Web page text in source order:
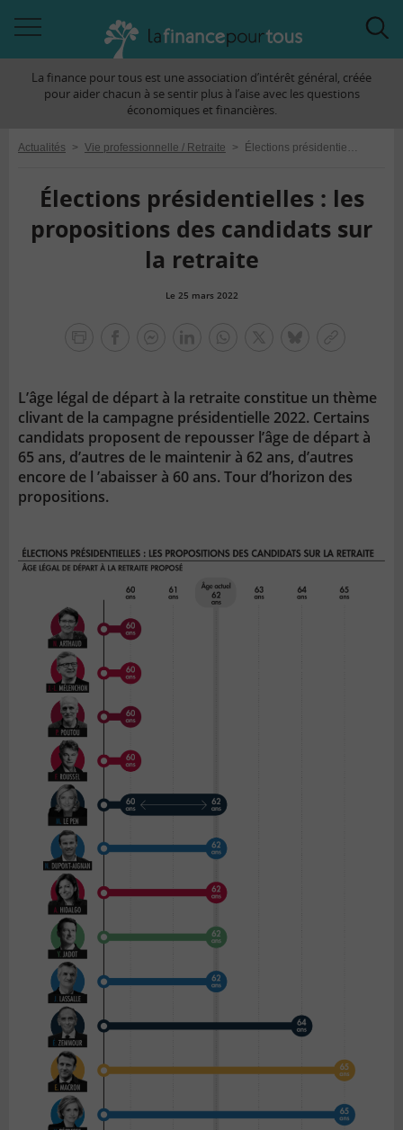
àLa finance pour tous est une association d’intérêt général, créée
pour aider chacun à se sentir plus à l’aise avec les questions
économiques et financières.
Actualités > Vie professionnelle / Retraite > Élections présidentielles : les propositions des candidats sur la retraite
Élections présidentielles : les
propositions des candidats sur
la retraite
Le 25 mars 2022
L’âge légal de départ à la retraite constitue un thème
clivant de la campagne présidentielle 2022. Certains
candidats proposent de repousser l’âge de départ à
65 ans, d’autres de le maintenir à 62 ans, d’autres
encore de l ’abaisser à 60 ans. Tour d’horizon des
propositions.